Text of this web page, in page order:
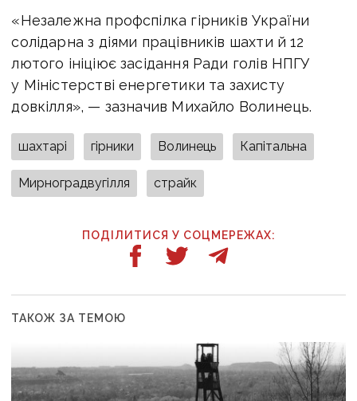
«Незалежна профспілка гірників України
солідарна з діями працівників шахти й 12
лютого ініціює засідання Ради голів НПГУ
у Міністерстві енергетики та захисту
довкілля», — зазначив Михайло Волинець.
шахтарі гірники Волинець Капітальна
Мирноградвугілля страйк
ПОДІЛИТИСЯ У СОЦМЕРЕЖАХ:
ТАКОЖ ЗА ТЕМОЮ